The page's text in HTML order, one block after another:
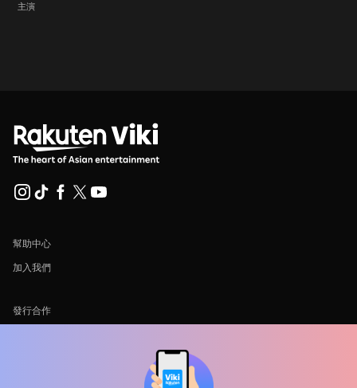
主演
幫助中心
加入我們
發行合作